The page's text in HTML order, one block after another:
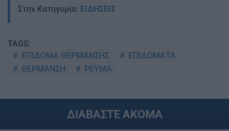
Στην Κατηγορία: ΕΙΔΗΣΕΙΣ
TAGS:
ΕΠΙΔΟΜΑ ΘΕΡΜΑΝΣΗΣ
ΕΠΙΔΟΜΑΤΑ
ΘΕΡΜΑΝΣΗ
ΡΕΥΜΑ
ΔΙΑΒΑΣΤΕ ΑΚΟΜΑ